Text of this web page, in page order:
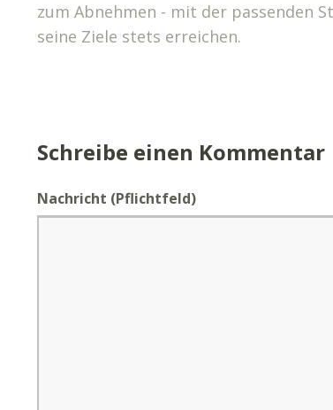
zum Abnehmen - mit der passenden
seine Ziele stets erreichen.
Schreibe einen Kommentar
Nachricht (Pflichtfeld)